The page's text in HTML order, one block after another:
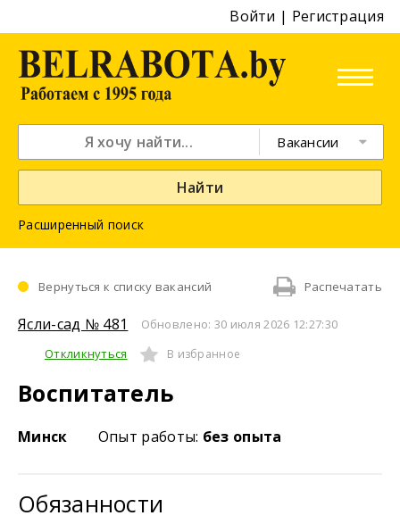
Войти | Регистрация
Вакансии
Найти
Расширенный поиск
Вернуться к списку вакансий Распечатать
Ясли-сад № 481
Обновлено: 30 июля 2026 12:27:30
Откликнуться
В избранное
Воспитатель
Минск Опыт работы: без опыта
Обязанности